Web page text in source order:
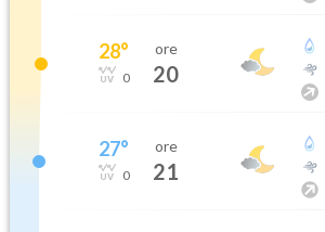
28°
0
ore
20
27°
0
ore
21